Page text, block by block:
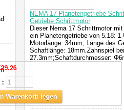
NEMA 17 Planetengetriebe
Getriebe Schrittmotor
Dieser Nema 17 Schrittmotor
ein Planetengetriebe von 5.18:
Motorlänge: 34mm; Länge des
Schaftlänge: 18mm.Zahnspiel
27.3mm;Schaftdurchmesser:
:
Warenkorb legen